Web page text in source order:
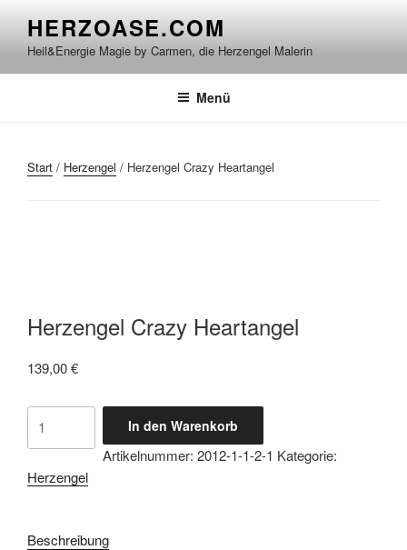
springen
HERZOASE.COM
Heil&Energie Magie by Carmen, die Herzengel Malerin
Menü
Start / Herzengel / Herzengel Crazy Heartangel
Herzengel Crazy Heartangel
139,00€
Crazy
Menge
In den Warenkorb
Artikelnummer: 2012-1-1-2-1 Kategorie:
Herzengel
Beschreibung